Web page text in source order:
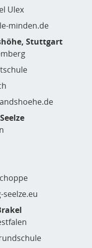
Ulex
minden.de
Stuttgart
seelze.eu